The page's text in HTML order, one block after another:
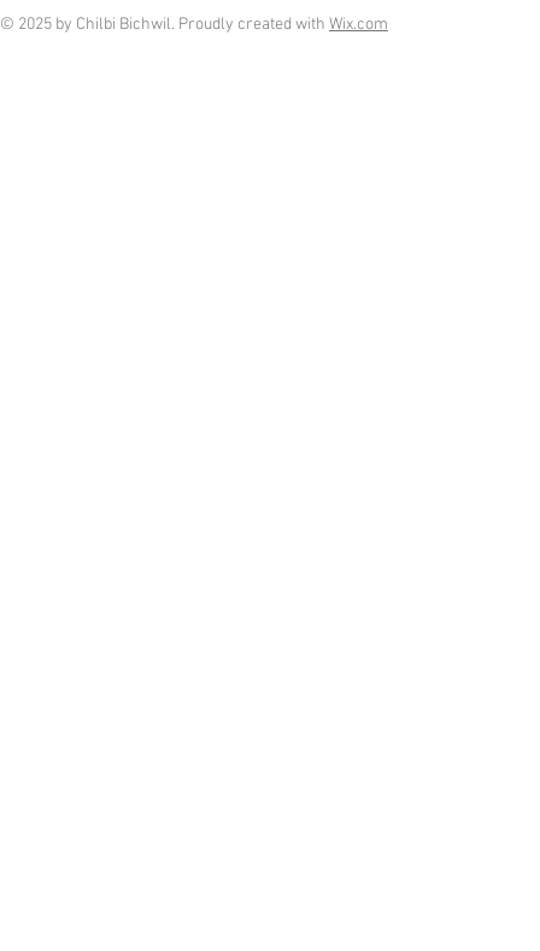
© 2025 by Chilbi Bichwil. Proudly created with Wix.com